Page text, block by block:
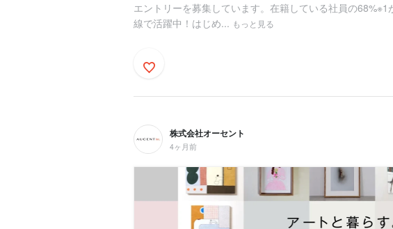
エントリーを募集しています。在籍している社員の
線で活躍中！はじめ... もっと見る
株式会社オーセント
4ヶ月前